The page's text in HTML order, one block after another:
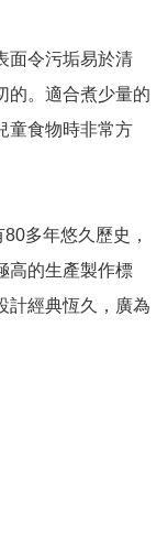
面令污垢易於清
的。適合煮少量的
童食物時非常方
多年悠久歷史，
高的生產製作標
計經典恆久，廣為